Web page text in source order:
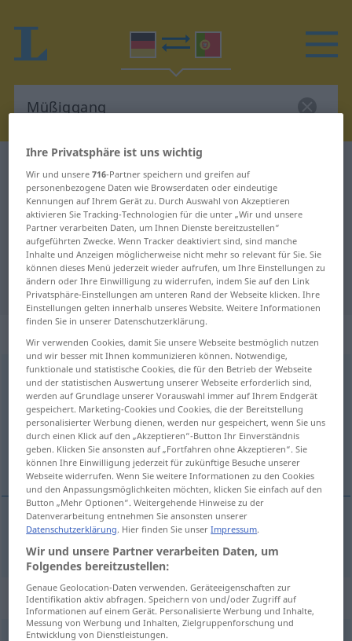
Deutsch-Portugiesisch
Übersetzung für "Müßiggang"
"Müßiggang" Portugiesisch
Übersetzung
„Müßiggang“ : Maskulinum
Müßiggangm <-(e)s;o. pl>
Übersicht aller Übersetzungen
(Für mehr Details die Übersetzung anklicken/antippen)
ociosidade
Müßiggang
Synonyme für "Müßiggang"
Ihre Privatsphäre ist uns wichtig
Wir und unsere716-Partner speichern und greifen auf
personenbezogene Daten wie Browserdaten oder eindeutige
Kennungen auf Ihrem Gerät zu. Durch Auswahl von Akzeptieren
aktivieren Sie Tracking-Technologien für die unter „Wir und unsere
Partner verarbeiten Daten, um Ihnen Dienste bereitzustellen“
aufgeführten Zwecke. Wenn Tracker deaktiviert sind, sind manche
Inhalte und Anzeigen möglicherweise nicht mehr so relevant für Sie. Sie
können dieses Menü jederzeit wieder aufrufen, um Ihre Einstellungen zu
ändern oder Ihre Einwilligung zu widerrufen, indem Sie auf den Link
Privatsphäre-Einstellungen am unteren Rand der Webseite klicken. Ihre
Einstellungen gelten innerhalb unseres Website. Weitere Informationen
finden Sie in unserer Datenschutzerklärung.
Wir verwenden Cookies, damit Sie unsere Webseite bestmöglich nutzen
und wir besser mit Ihnen kommunizieren können. Notwendige,
funktionale und statistische Cookies, die für den Betrieb der Webseite
und der statistischen Auswertung unserer Webseite erforderlich sind,
werden auf Grundlage unserer Vorauswahl immer auf Ihrem Endgerät
gespeichert. Marketing-Cookies und Cookies, die der Bereitstellung
personalisierter Werbung dienen, werden nur gespeichert, wenn Sie uns
durch einen Klick auf den „Akzeptieren“-Button Ihr Einverständnis
geben. Klicken Sie ansonsten auf „Fortfahren ohne Akzeptieren“. Sie
können Ihre Einwilligung jederzeit für zukünftige Besuche unserer
Webseite widerrufen. Wenn Sie weitere Informationen zu den Cookies
und den Anpassungsmöglichkeiten möchten, klicken Sie einfach auf den
Button „Mehr Optionen“. Weitergehende Hinweise zu der
Datenverarbeitung entnehmen Sie ansonsten unserer
Datenschutzerklärung. Hier finden Sie unserImpressum.
Wir und unsere Partner verarbeiten Daten, um
Folgendes bereitzustellen:
Genaue Geolocation-Daten verwenden. Geräteeigenschaften zur
Identifikation aktiv abfragen. Speichern von und/oder Zugriff auf
Informationen auf einem Gerät. Personalisierte Werbung und Inhalte,
Messung von Werbung und Inhalten, Zielgruppenforschung und
Entwicklung von Dienstleistungen.